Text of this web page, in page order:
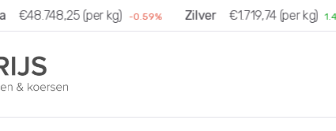
€48.748,25 (per kg) -0.59% Zilver €1.719,74 (per kg) 1.42%